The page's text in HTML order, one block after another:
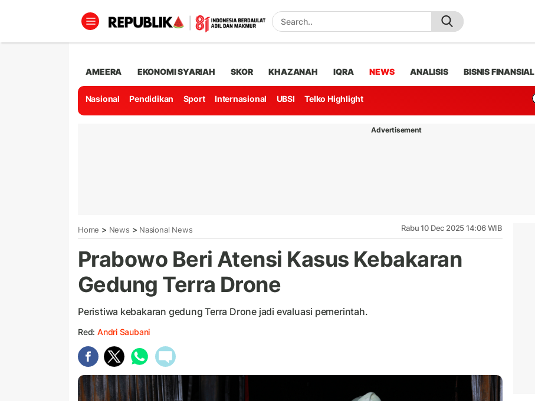
AMEERA EKONOMI SYARIAH SKOR KHAZANAH IQRA NEWS ANALISIS BISNIS FINANSIAL
Nasional Pendidikan Sport Internasional UBSI Telko Highlight
Advertisement
Home > News > Nasional News Rabu 10 Dec 2025 14:06 WIB
Prabowo Beri Atensi Kasus Kebakaran
Gedung Terra Drone
Peristiwa kebakaran gedung Terra Drone jadi evaluasi pemerintah.
Red: Andri Saubani